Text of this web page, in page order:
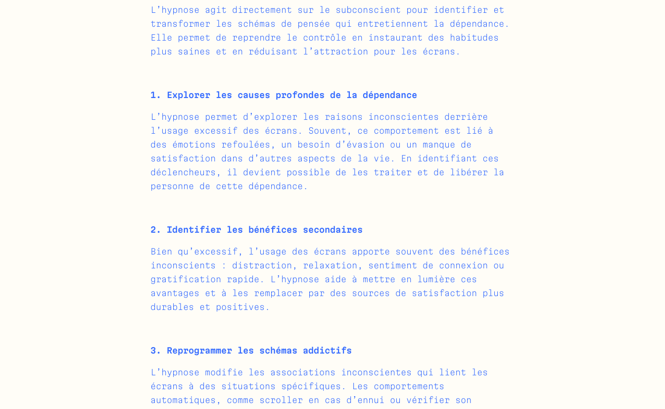
L’hypnose agit directement sur le subconscient pour identifier et
transformer les schémas de pensée qui entretiennent la dépendance.
Elle permet de reprendre le contrôle en instaurant des habitudes
plus saines et en réduisant l’attraction pour les écrans.
1. Explorer les causes profondes de la dépendance
L’hypnose permet d’explorer les raisons inconscientes derrière
l’usage excessif des écrans. Souvent, ce comportement est lié à
des émotions refoulées, un besoin d’évasion ou un manque de
satisfaction dans d’autres aspects de la vie. En identifiant ces
déclencheurs, il devient possible de les traiter et de libérer la
personne de cette dépendance.
2. Identifier les bénéfices secondaires
Bien qu’excessif, l’usage des écrans apporte souvent des bénéfices
inconscients : distraction, relaxation, sentiment de connexion ou
gratification rapide. L’hypnose aide à mettre en lumière ces
avantages et à les remplacer par des sources de satisfaction plus
durables et positives.
3. Reprogrammer les schémas addictifs
L’hypnose modifie les associations inconscientes qui lient les
écrans à des situations spécifiques. Les comportements
automatiques, comme scroller en cas d’ennui ou vérifier son